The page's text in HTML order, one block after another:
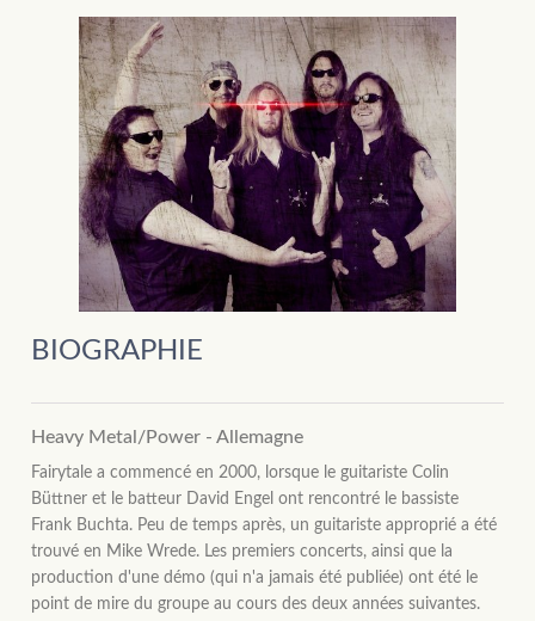
BIOGRAPHIE
Heavy Metal/Power - Allemagne
Fairytale a commencé en 2000, lorsque le guitariste Colin
Büttner et le batteur David Engel ont rencontré le bassiste
Frank Buchta. Peu de temps après, un guitariste approprié a été
trouvé en Mike Wrede. Les premiers concerts, ainsi que la
production d'une démo (qui n'a jamais été publiée) ont été le
point de mire du groupe au cours des deux années suivantes.